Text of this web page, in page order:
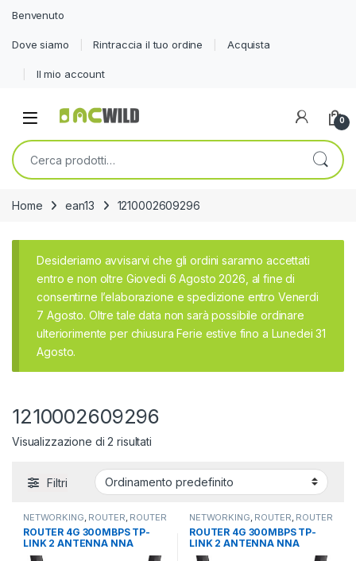
Benvenuto
Dove siamo Rintraccia il tuo ordine Acquista
Il mio account
0
Cerca:
Home ean13 1210002609296
Desideriamo avvisarvi che gli ordini saranno accettati
entro e non oltre Giovedi 6 Agosto 2026, al fine di
consentirne l’elaborazione e spedizione entro Venerdi
7 Agosto. Oltre tale data non sarà possibile ordinare
ulteriorimente per chiusura Ferie estive fino a Lunedei 31
Agosto.
1210002609296
Visualizzazione di 2 risultati
Filtri
NETWORKING ROUTER ROUTER
ROUTER 4G 300MBPS TP-
LINK 2 ANTENNA NNA
STACCABILE
NETWORKING ROUTER ROUTER
ROUTER 4G 300MBPS TP-
LINK 2 ANTENNA NNA
STACCABILE